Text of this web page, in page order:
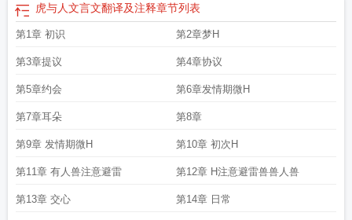
虎与人文言文翻译及注释章节列表
第1章 初识 第2章梦H
第3章提议 第4章协议
第5章约会 第6章发情期微H
第7章耳朵 第8章
第9章 发情期微H 第10章 初次H
第11章 有人兽注意避雷 第12章 H注意避雷兽兽人兽
第13章 交心 第14章 日常